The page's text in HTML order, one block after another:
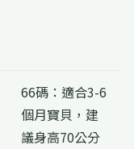
66碼：適合3-6
個月寶貝，建
議身高70公分